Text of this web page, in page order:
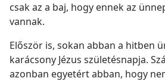
csak az a baj, hogy ennek az
vannak.
Először is, sokan abban a hitben
karácsony Jézus születésnapja.
azonban egyetért abban, hogy